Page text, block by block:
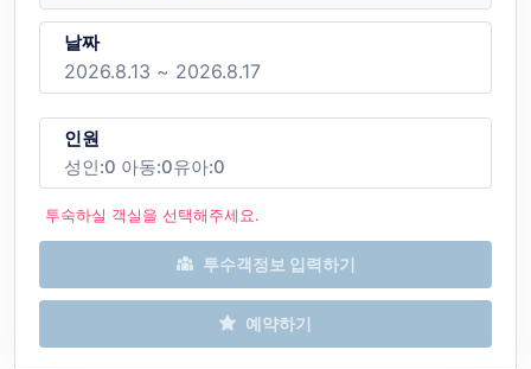
날짜
인원
성인:0 아동:0유아:0
투숙하실 객실을 선택해주세요.
투수객정보 입력하기
예약하기